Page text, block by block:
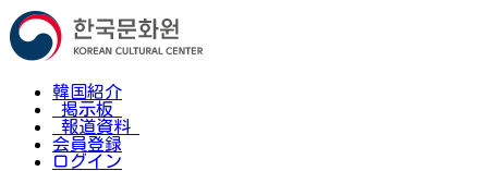
韓国紹介
掲示板
報道資料
会員登録
ログイン